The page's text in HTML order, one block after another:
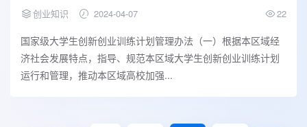
创业知识 2024-04-07 22
国家级大学生创新创业训练计划管理办法（一）根据本区域经
济社会发展特点，指导、规范本区域大学生创新创业训练计划
运行和管理，推动本区域高校加强...